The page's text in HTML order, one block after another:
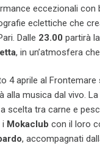
eccezionali con
eclettiche che
Dalle 23.00 partirà la
, in un’atmosfera
4 aprile al Frontemare
alla musica dal vivo.
scelta tra carne e
i Mokaclub con il loro
, accompagnati